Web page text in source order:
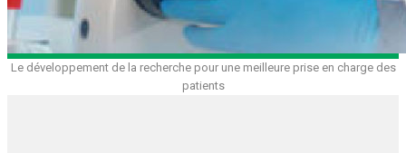
Le développement de la recherche pour une meilleure prise en charge des
patients